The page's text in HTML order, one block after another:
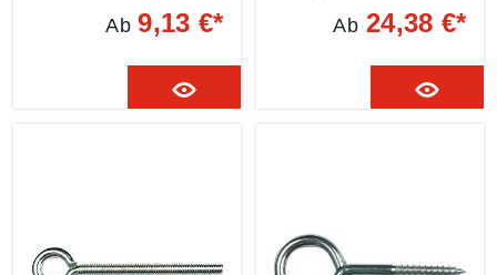
Ab9,13 €*
Holzschraubengewinde
Ab24,38 €*